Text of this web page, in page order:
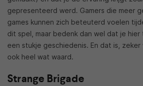
gepresenteerd werd. Gamers die meer
games kunnen zich beteuterd voelen
dit spel, maar bedenk dan wel dat je
een stukje geschiedenis. En dat is, zeker
ook heel wat waard.
Strange Brigade